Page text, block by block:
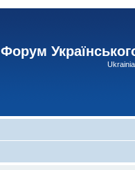
Форум